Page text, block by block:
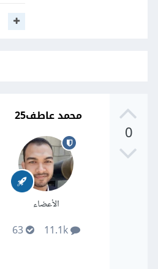
0
محمد عاطف25
الأعضاء
11.1k
63